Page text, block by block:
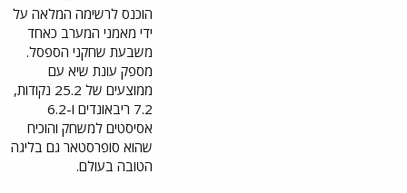
s.wall
a.co.il
הישג עצום: דני אבדיה נבחר למשחק האולסטאר של ה-NBA | ספורט 1
גאווה
ישראלי
ת:
כוכב
פורטל
נד
הוכנס לרשימה המלאה על
ידי מאמני המערב כאחד
משבעת שחקני הספסל.
מספק עונת שיא עם
ממוצעים של 25.2 נקודות,
7.2 ריבאונדים ו-6.2
אסיסטים למשחק והוכיח
שהוא סופרסטאר גם בליגה
הטובה בעולם.